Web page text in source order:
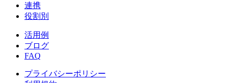
連携
役割別
活用例
ブログ
FAQ
プライバシーポリシー